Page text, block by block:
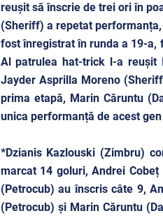
reușit să înscrie de trei ori în
(Sheriff) a repetat
fost înregistrat în runda a 19-a,
Al patrulea hat-trick l-a reușit
Jayder Asprilla Moreno
prima etapă, Marin Căruntu
unica performanță de acest
*Dzianis Kazlouski (Zimbru)
marcat 14 goluri, Andrei
(Petrocub) au înscris câte 9,
(Petrocub) și Marin Căruntu